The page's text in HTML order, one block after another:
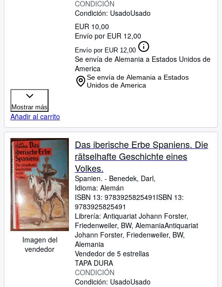
CONDICIÓN
Condición: UsadoUsado
EUR 10,00
Envío por EUR 12,00
Envío por EUR 12,00
Se envía de Alemania a Estados Unidos de
America
Se envía de Alemania a Estados
Unidos de America
Mostrar más
Añadir al carrito
Imagen del
vendedor
Das iberische Erbe Spaniens. Die
rätselhafte Geschichte eines
Volkes.
Spanien. - Benedek, Darl,
Idioma: Alemán
ISBN 13: 9783925825491 ISBN 13:
9783925825491
Librería: Antiquariat Johann Forster,
Friedenweiler, BW, AlemaniaAntiquariat
Johann Forster, Friedenweiler, BW,
Alemania
Vendedor de 5 estrellas
TAPA DURA
CONDICIÓN
Condición: UsadoUsado